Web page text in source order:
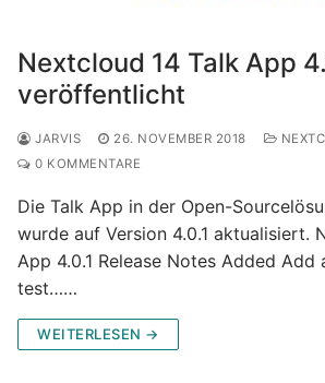
Nextcloud 14 Talk App
veröffentlicht
JARVIS 26. NOVEMBER 2018
0 KOMMENTARE
Die Talk App in der Open-
wurde auf Version 4.0.1 aktualisiert.
App 4.0.1 Release Notes Added
test……
WEITERLESEN →